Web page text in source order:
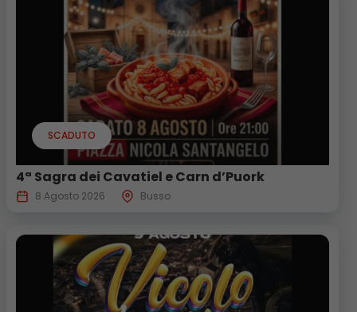
SCADUTO
4ª Sagra dei Cavatiel e Carn d’Puork
8 Agosto 2026 Busso